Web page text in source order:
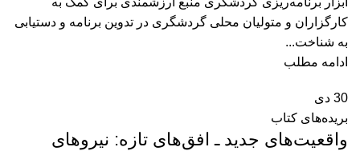
کارگزاران و متولیان محلی گردشگری در تدوین برنامه‏ و دستیابی
به شناخت...
ادامه مطلب
30 دی
بریده‌های کتاب
واقعیت‌های جدید ـ افق‌های تازه: نیروهای